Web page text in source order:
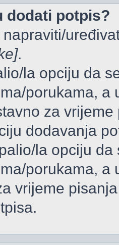
dodati potpis?
.
la opciju da
porukama, a
za
dodavanja
la opciju
porukama, a
vrijeme